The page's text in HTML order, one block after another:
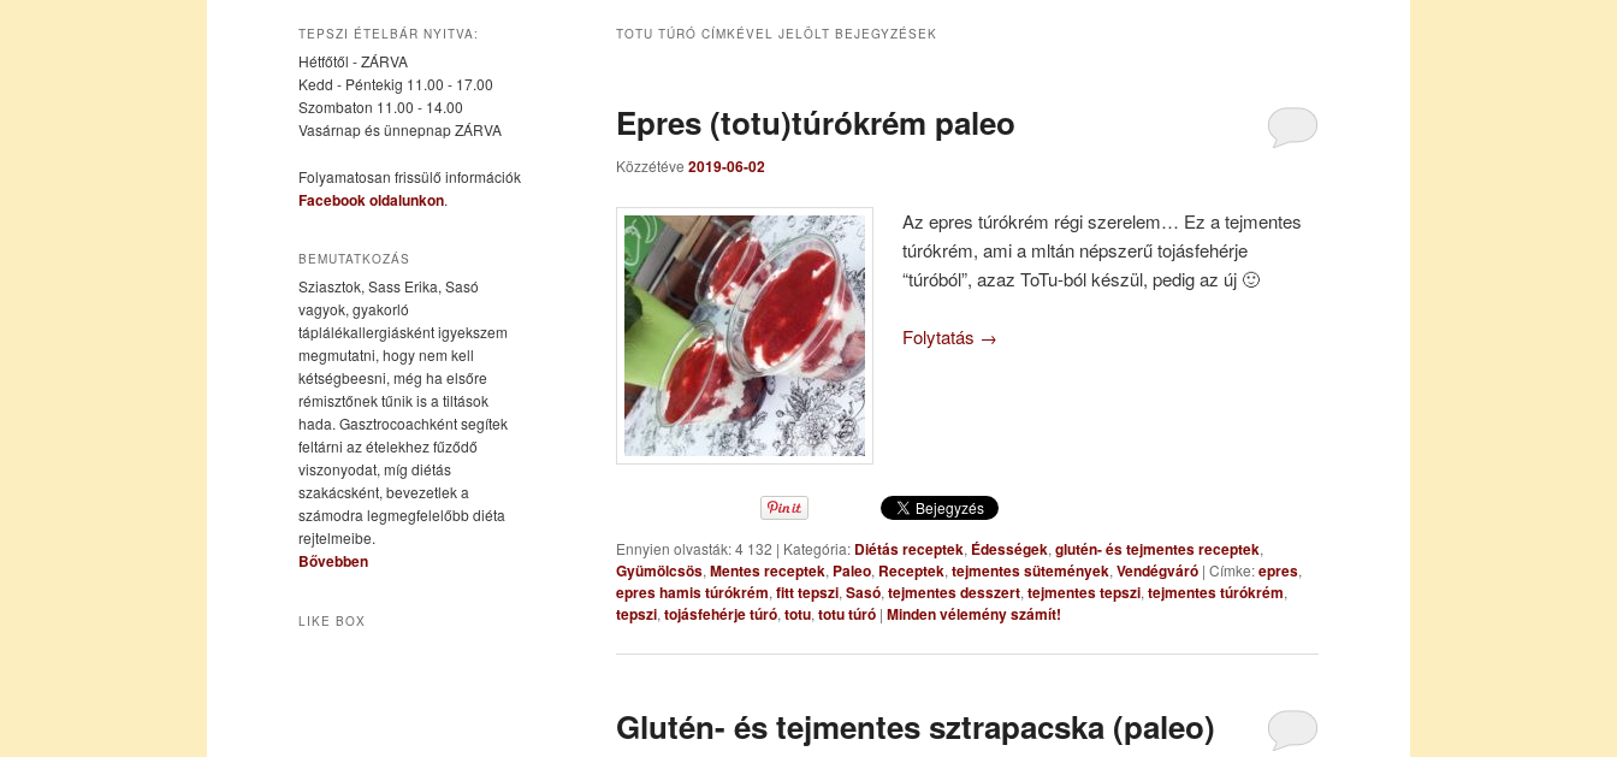
elsődleges
tartalomra
másodlagos
tartalomra
TOTU TÚRÓ CÍMKÉVEL JELÖLT BEJEGYZÉSEK
Epres (totu)túrókrém paleo
Közzétéve 2019-06-02
Az epres túrókrém régi szerelem… Ez a tejmentes
túrókrém, ami a mltán népszerű tojásfehérje
“túróból”, azaz ToTu-ból készül, pedig az új 🙂
Folytatás →
Ennyien olvasták: 4 132 | Kategória: Diétás receptek, Édességek, glutén- és tejmentes receptek,
Gyümölcsös, Mentes receptek, Paleo, Receptek, tejmentes sütemények, Vendégváró | Címke:epres,
epres hamis túrókrém, fitt tepszi, Sasó, tejmentes desszert, tejmentes tepszi, tejmentes túrókrém,
tepszi, tojásfehérje túró, totu, totu túró | Minden vélemény számít!
Glutén- és tejmentes sztrapacska (paleo)
TEPSZI ÉTELBÁR NYITVA:
Hétfőtől - ZÁRVA
Kedd - Péntekig 11.00 - 17.00
Szombaton 11.00 - 14.00
Vasárnap és ünnepnap ZÁRVA
Folyamatosan frissülő információk
Facebook oldalunkon.
BEMUTATKOZÁS
Sziasztok, Sass Erika, Sasó
vagyok, gyakorló
táplálékallergiásként igyekszem
megmutatni, hogy nem kell
kétségbeesni, még ha elsőre
rémisztőnek tűnik is a tiltások
hada. Gasztrocoachként segítek
feltárni az ételekhez fűződő
viszonyodat, míg diétás
szakácsként, bevezetlek a
számodra legmegfelelőbb diéta
rejtelmeibe.
Bővebben
LIKE BOX